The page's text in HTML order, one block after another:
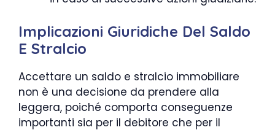
Implicazioni Giuridiche Del Saldo
E Stralcio
Accettare un saldo e stralcio immobiliare
non è una decisione da prendere alla
leggera, poiché comporta conseguenze
importanti sia per il debitore che per il